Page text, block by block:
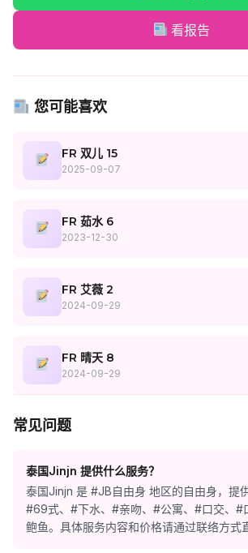
看报告
您可能喜欢
FR 双儿 15
2025-09-07
FR 茹水 6
2023-12-30
FR 艾薇 2
2024-09-29
FR 晴天 8
2024-09-29
常见问题
泰国Jinjn 提供什么服务？
泰国Jinjn 是 #JB自由身 地区的自由身，提
#69式、#下水、#亲吻、#公寓、#口交、#
鲍鱼。具体服务内容和价格请通过联络方式